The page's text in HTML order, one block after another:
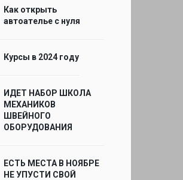
Как открыть
автоателье с нуля
Курсы в 2024 году
ИДЕТ НАБОР ШКОЛА
МЕХАНИКОВ
ШВЕЙНОГО
ОБОРУДОВАНИЯ
ЕСТЬ МЕСТА В НОЯБРЕ
НЕ УПУСТИ СВОЙ
ОБОРУДОВАНИЯ